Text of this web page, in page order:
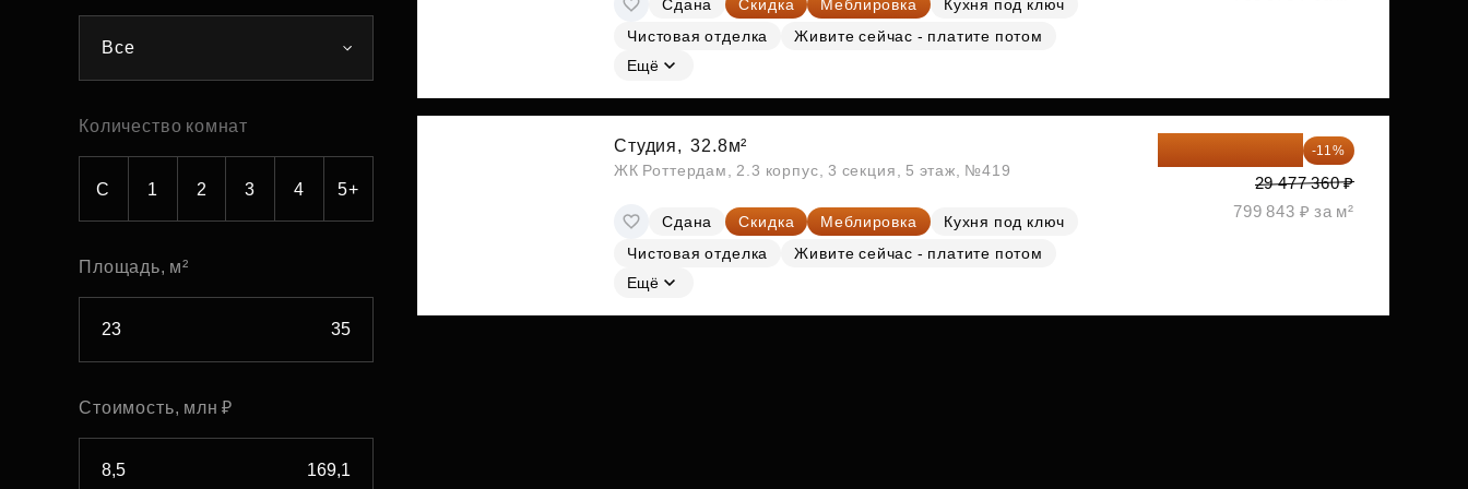
Субсидии
Все
Количество комнат
С 1 2 3 4 5+
Площадь, м²
Стоимость, млн ₽
Сдана Скидка Меблировка
Кухня под ключ
Чистовая отделка
Живите сейчас - платите потом
Ещё
Студия, 32.8м²
ЖК Роттердам, 2.3 корпус, 3 секция, 5 этаж, №419
Сдана Скидка Меблировка
Кухня под ключ
Чистовая отделка
Живите сейчас - платите потом
Ещё
-11%
29 477 360 ₽
799 843 ₽ за м²